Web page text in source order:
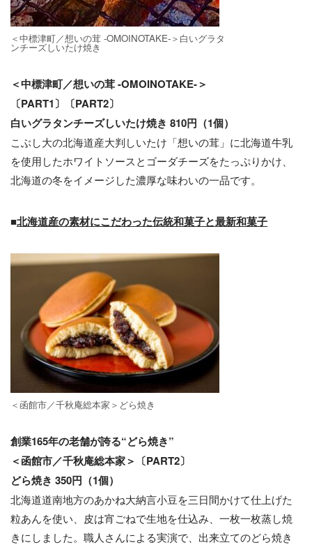
＜中標津町／想いの茸 -OMOINOTAKE-＞⽩いグラタ
ンチーズしいたけ焼き
＜中標津町／想いの茸 -OMOINOTAKE-＞
〔PART1〕〔PART2〕
⽩いグラタンチーズしいたけ焼き 810円（1個）
こぶし大の北海道産⼤判しいたけ「想いの茸」に北海道⽜乳
を使⽤したホワイトソースとゴーダチーズをたっぷりかけ、
北海道の冬をイメージした濃厚な味わいの⼀品です。
■北海道産の素材にこだわった伝統和菓子と最新和菓子
＜函館市／千秋庵総本家＞どら焼き
創業165年の老舗が誇る“どら焼き”
＜函館市／千秋庵総本家＞〔PART2〕
どら焼き 350円（1個）
北海道道南地⽅のあかね⼤納⾔⼩⾖を三⽇間かけて仕上げた
粒あんを使い、⽪は宵ごねで⽣地を仕込み、⼀枚⼀枚蒸し焼
きにしました。職人さんによる実演で、出来⽴てのどら焼き